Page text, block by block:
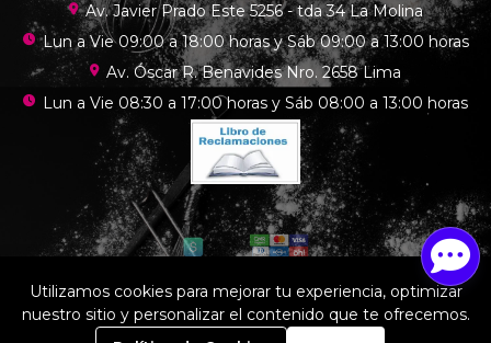
Av. Javier Prado Este 5256 - tda 34 La Molina
Lun a Vie 09:00 a 18:00 horas y Sáb 09:00 a 13:00 horas
Av. Óscar R. Benavides Nro. 2658 Lima
Lun a Vie 08:30 a 17:00 horas y Sáb 08:00 a 13:00 horas
Mamis chef © 2026
¿Te gusta mi tienda? Yo vendo con
Utilizamos cookies para mejorar tu experiencia, optimizar
nuestro sitio y personalizar el contenido que te ofrecemos.